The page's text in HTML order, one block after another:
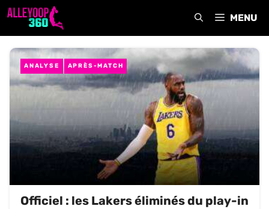
Aller
MENU
ANALYSE APRÈS-MATCH
Officiel : les Lakers éliminés du play-in